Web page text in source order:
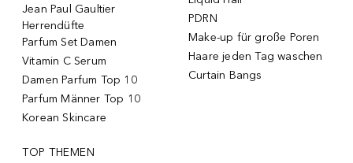
Jean Paul Gaultier
Herrendüfte
Parfum Set Damen
Vitamin C Serum
Damen Parfum Top 10
Parfum Männer Top 10
Korean Skincare
PDRN
Make-up für große Poren
Haare jeden Tag waschen
Curtain Bangs
TOP THEMEN